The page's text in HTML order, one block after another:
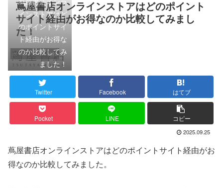
蔦屋書店オンラインストアはどのポイント
サイト経由がお得なのか比較してみまし
た！
ポイントサイト比較
インストアはど
のポイントサイ
ト経由がお得な
のか比較してみ
ました！
Twitter Facebook はてブ
Pocket LINE コピー
2025.09.25
蔦屋書店オンラインストアはどのポイントサイト経由がお
得なのか比較してみました。